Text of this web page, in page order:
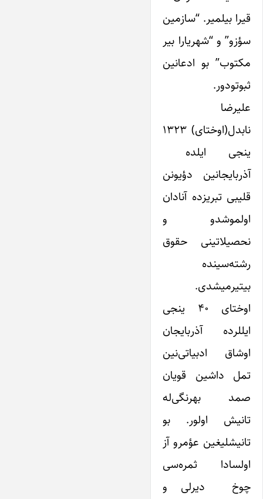
قیرا بیلمیر. “سازمین
سؤزو” و “شهریارا بیر
مکتوب” بو ادعانین
ثبوتودور.
علیرضا
نابدل(اوختای) ۱۳۲۳
ینجی ایلده
آذربایجانین دؤیونن
قلیبی تبریزده آنادان
اولموشدو و
نحصیلاتینی حقوق
رشته‌سینده
بیتیرمیشدی.
اوختای ۴۰ ینجی
ایللرده آذربایجان
اوشاق ادبیاتی‌نین
تمل داشین قویان
صمد بهرنگی‌له
تانیش اولور. بو
تانیشلیغین عؤمرو آز
اولسادا ثمره‌سی
چوخ دیرلی و